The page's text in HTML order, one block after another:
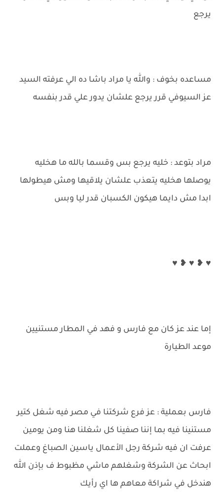
يرجع
مساعده بخوف : والله يا مراد باشا ده الي عرفته السيد
عز السيوفي قرر يرجع علشان يدور علي قدر بنفسه
مراد بتوعد : خليه يرجع بس وقسما بالله ما هخليه
يوصلها هخليه يتعذب علشان يلاقيها ومش هيطولها
ابدا مش دايما هيكون الكسبان قدر ليا وبس
♥ ❥ ♥ ❥ ♥
إما عند عز كان مع فارس و فهد في المطار مستنيين
موعد الطيارة
فارس بعملية : عز فرع شركتنا في مصر فيه شغل كتير
مستنينا فيه بما إننا صفينا كل شغلنا هنا ومن يومين
عرفت ان فيه شركة رجل الأعمال ياسين الصباغ وعملت
ابحاث عن الشركة وشغلهم ماشي مظبوط ف بإذن الله
هندخل في شراكة معاهم ها اي رأيك